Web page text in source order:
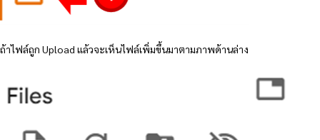
ถ้าไฟล์ถูก Upload แล้วจะเห็นไฟล์เพิ่มขึ้นมาตามภาพด้านล่าง